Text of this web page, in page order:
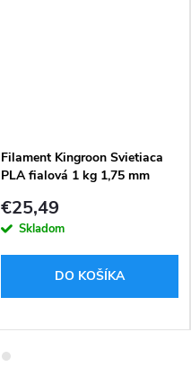
Filament Kingroon Svietiaca
PLA fialová 1 kg 1,75 mm
€25,49
Skladom
DO KOŠÍKA